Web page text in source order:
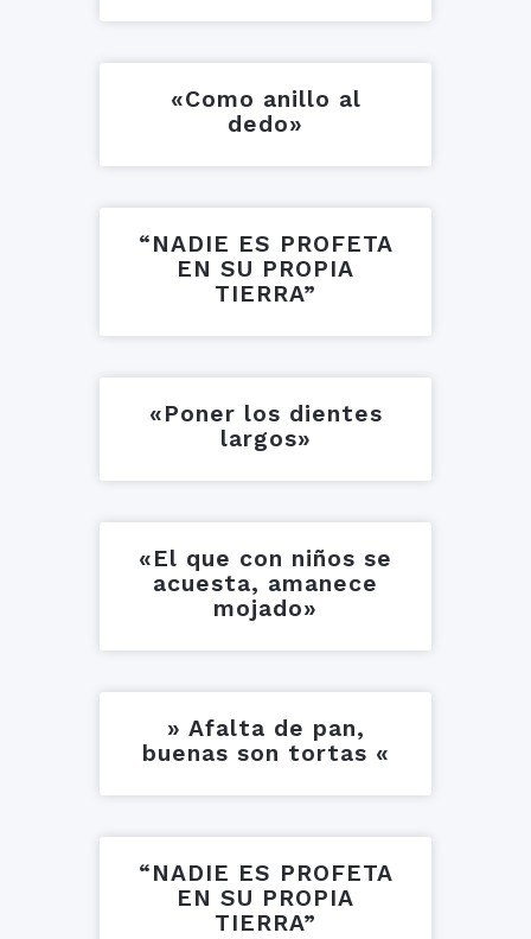
«Como anillo al
dedo»
“NADIE ES PROFETA
EN SU PROPIA
TIERRA”
«Poner los dientes
largos»
«El que con niños se
acuesta, amanece
mojado»
» Afalta de pan,
buenas son tortas «
“NADIE ES PROFETA
EN SU PROPIA
TIERRA”